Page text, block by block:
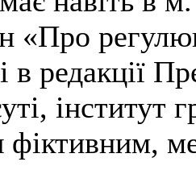
«Про
в редакції
інститут
фіктивним,